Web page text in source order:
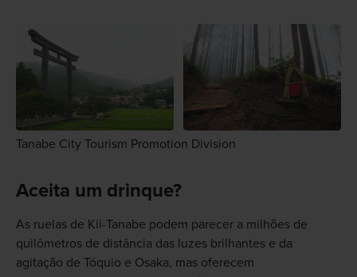
Tanabe City Tourism Promotion Division
Aceita um drinque?
As ruelas de Kii-Tanabe podem parecer a milhões de
quilômetros de distância das luzes brilhantes e da
agitação de Tóquio e Osaka, mas oferecem